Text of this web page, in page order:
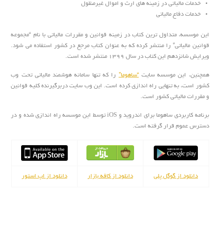
خدمات مالیاتی در زمینه های ارث و اموال غیرمنقول
خدمات دفاع مالیاتی
این موسسه، متداول ترین کتاب در زمینه قوانین و مقررات مالیاتی با نام “مجموعه
قوانین مالیاتی” را منتشر کرده که به عنوان کتاب مرجع در کشور استفاده می شود.
ویرایش شانزدهم این کتاب در سال 1399 منتشر شده است.
همچنین، این موسسه سایت“ساهوما” را که تنها سامانه هوشمند مالیاتی تحت وب
کشور است، به تنهایی راه اندازی کرده است. این وب سایت دربرگیرنده کلیه قوانین
و مقررات مالیاتی کشور است.
برنامه کاربردی ساهوما برای اندروید و iOS توسط این موسسه راه اندازی شده و در
دسترس عموم قرار گرفته است.
دانلود از گوگل پلی دانلود از کافه بازار دانلود از اپ استور